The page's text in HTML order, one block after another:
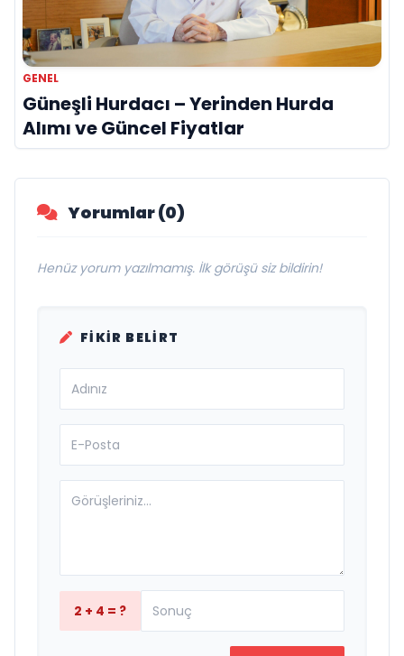
GENEL
Güneşli Hurdacı – Yerinden Hurda
Alımı ve Güncel Fiyatlar
Yorumlar (0)
Henüz yorum yazılmamış. İlk görüşü siz bildirin!
FIKIR BELIRT
2 + 4 = ?